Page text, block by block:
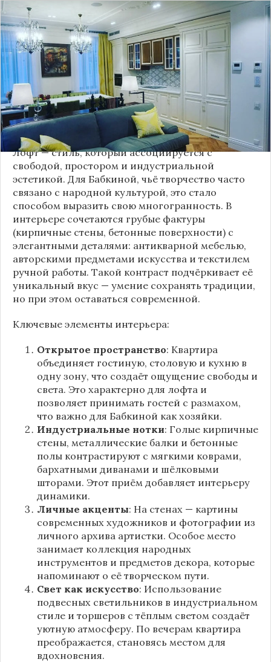
Народная артисткаРоссииНадежда Бабкина,
известная своей любовью к традиционному
стилю и народной эстетике, удивила
поклонников, выбрав для своей новой
московской квартиры современный стиль лофт.
Это решение стало настоящим откровением,
демонстрирующим её умение сочетать классику
и актуальные тенденции. Подробности о
проекте раскрывает канал “DOMEO | РЕМОНТ
КВАРТИР | НЕДВИЖИМОСТЬ” 2.
Лофт — стиль, который ассоциируется с
свободой, простором и индустриальной
эстетикой. Для Бабкиной, чьё творчество часто
связано с народной культурой, это стало
способом выразить свою многогранность. В
интерьере сочетаются грубые фактуры
(кирпичные стены, бетонные поверхности) с
элегантными деталями: антикварной мебелью,
авторскими предметами искусства и текстилем
ручной работы. Такой контраст подчёркивает её
уникальный вкус — умение сохранять традиции,
но при этом оставаться современной.
Ключевые элементы интерьера:
Открытое пространство: Квартира
объединяет гостиную, столовую и кухню в
одну зону, что создаёт ощущение свободы и
света. Это характерно для лофта и
позволяет принимать гостей с размахом,
что важно для Бабкиной как хозяйки.
Индустриальные нотки: Голые кирпичные
стены, металлические балки и бетонные
полы контрастируют с мягкими коврами,
бархатными диванами и шёлковыми
шторами. Этот приём добавляет интерьеру
динамики.
Личные акценты: На стенах — картины
современных художников и фотографии из
личного архива артистки. Особое место
занимает коллекция народных
инструментов и предметов декора, которые
напоминают о её творческом пути.
Свет как искусство: Использование
подвесных светильников в индустриальном
стиле и торшеров с тёплым светом создаёт
уютную атмосферу. По вечерам квартира
преображается, становясь местом для
вдохновения.